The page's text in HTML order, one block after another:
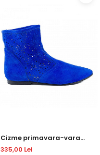
Cizme primavara-vara
din piele DM 2114
335,00 Lei